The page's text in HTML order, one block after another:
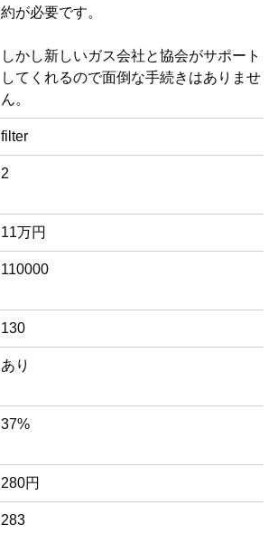
約が必要です。
しかし新しいガス会社と協会がサポート
してくれるので面倒な手続きはありませ
ん。
filter
2
11万円
110000
130
あり
37%
280円
283